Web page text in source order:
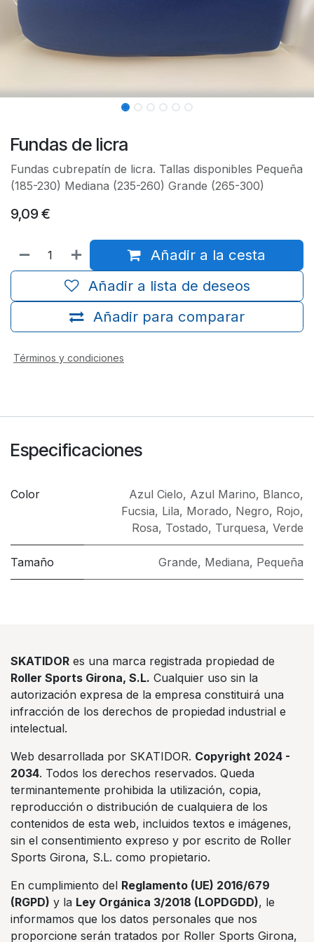
Fundas de licra
Fundas cubrepatín de licra. Tallas disponibles Pequeña
(185-230) Mediana (235-260) Grande (265-300)
9,09€
Añadir a la cesta
Añadir para comparar
Añadir a lista de deseos
Términos y condiciones
Especificaciones
Color Azul Cielo, Azul Marino, Blanco,
Fucsia, Lila, Morado, Negro, Rojo,
Rosa, Tostado, Turquesa, Verde
Tamaño Grande, Mediana, Pequeña
SKATIDOR es una marca registrada propiedad de
Roller Sports Girona, S.L. Cualquier uso sin la
autorización expresa de la empresa constituirá una
infracción de los derechos de propiedad industrial e
intelectual.
Web desarrollada por SKATIDOR. Copyright 2024 -
2034. Todos los derechos reservados. Queda
terminantemente prohibida la utilización, copia,
reproducción o distribución de cualquiera de los
contenidos de esta web, incluidos textos e imágenes,
sin el consentimiento expreso y por escrito de Roller
Sports Girona, S.L. como propietario.
En cumplimiento del Reglamento (UE) 2016/679
(RGPD) y la Ley Orgánica 3/2018 (LOPDGDD), le
informamos que los datos personales que nos
proporcione serán tratados por Roller Sports Girona,